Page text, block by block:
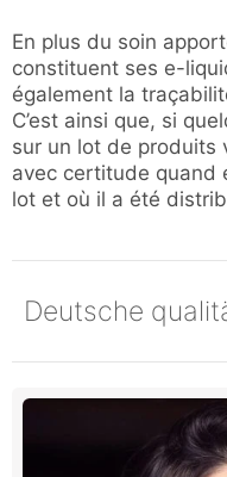
En plus du soin
constituent ses e-
également la
C’est ainsi que, si
sur un lot de produits
avec certitude quand
lot et où il a été
Deutsche